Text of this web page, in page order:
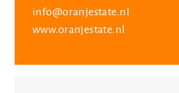
info@oranjestate.nl
www.oranjestate.nl